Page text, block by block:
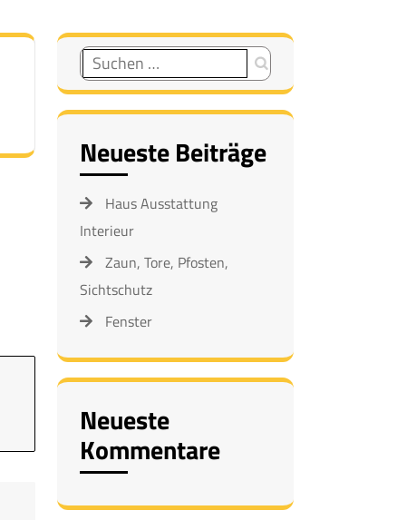
Suchen
nach:
Neueste Beiträge
Haus Ausstattung
Interieur
Zaun, Tore, Pfosten,
Sichtschutz
Fenster
Neueste
Kommentare